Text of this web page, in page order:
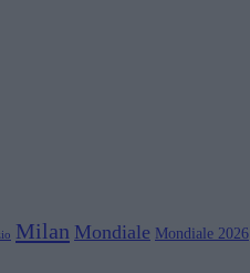
Milan Mondiale Mondiale 2026